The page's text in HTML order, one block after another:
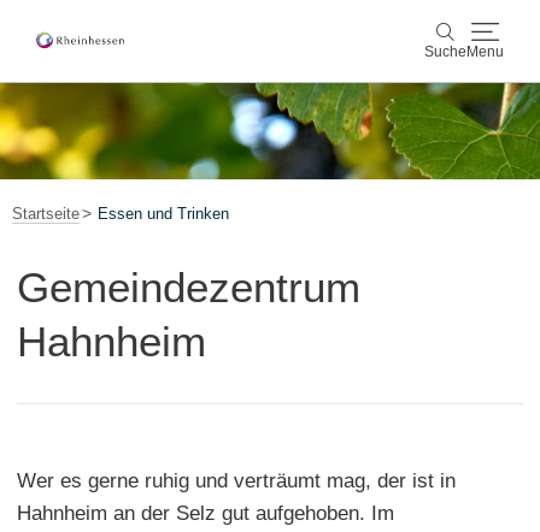
Suche Menu
Suche
Wein & Genuss
Startseite Essen und Trinken
Gemeindezentrum
Hahnheim
Wer es gerne ruhig und verträumt mag, der ist in
Hahnheim an der Selz gut aufgehoben. Im